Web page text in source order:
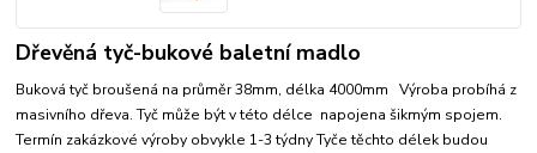
Dřevěná tyč-bukové baletní madlo
Buková tyč broušená na průměr 38mm, délka 4000mm Výroba probíhá z
masivního dřeva. Tyč může být v této délce napojena šikmým spojem.
Termín zakázkové výroby obvykle 1-3 týdny Tyče těchto délek budou